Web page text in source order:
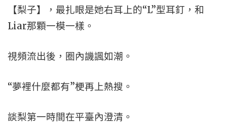
【梨子】，最扎眼是她右耳上的“L”型耳釘，和
Liar那顆一模一樣。
視頻流出後，圈內譏諷如潮。
“夢裡什麼都有”梗再上熱搜。
談梨第一時間在平臺內澄清。